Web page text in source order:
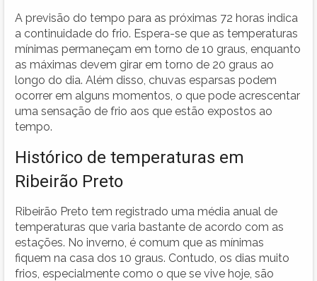
A previsão do tempo para as próximas 72 horas indica
a continuidade do frio. Espera-se que as temperaturas
mínimas permaneçam em torno de 10 graus, enquanto
as máximas devem girar em torno de 20 graus ao
longo do dia. Além disso, chuvas esparsas podem
ocorrer em alguns momentos, o que pode acrescentar
uma sensação de frio aos que estão expostos ao
tempo.
Histórico de temperaturas em
Ribeirão Preto
Ribeirão Preto tem registrado uma média anual de
temperaturas que varia bastante de acordo com as
estações. No inverno, é comum que as mínimas
fiquem na casa dos 10 graus. Contudo, os dias muito
frios, especialmente como o que se vive hoje, são